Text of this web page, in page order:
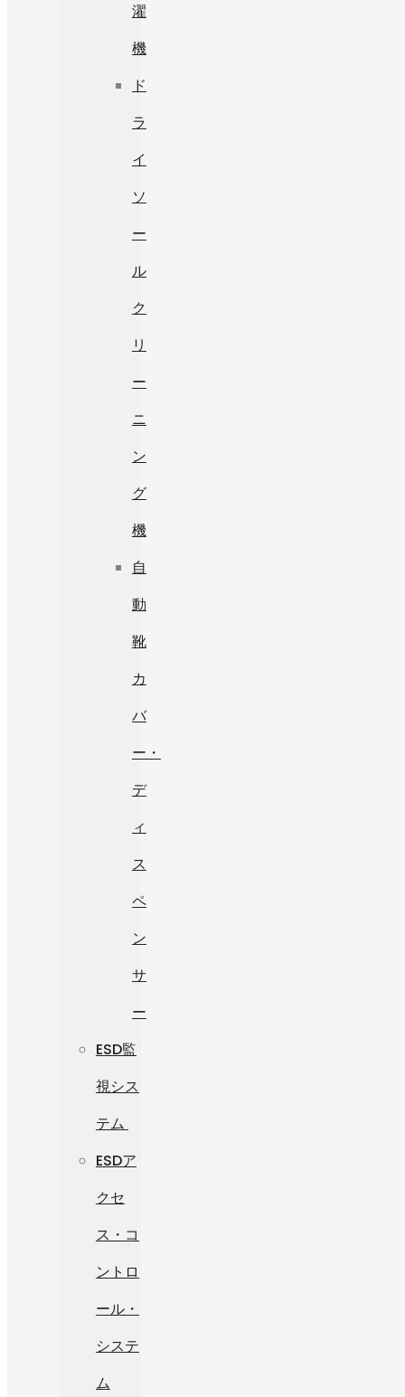
濯
機
ド
ラ
イ
ソ
ー
ル
ク
リ
ー
ニ
ン
グ
機
自
動
靴
カ
バ
ー・
デ
ィ
ス
ペ
ン
サ
ー
ESD監
視シス
テム
ESDア
クセ
ス・コ
ントロ
ール・
システ
ム